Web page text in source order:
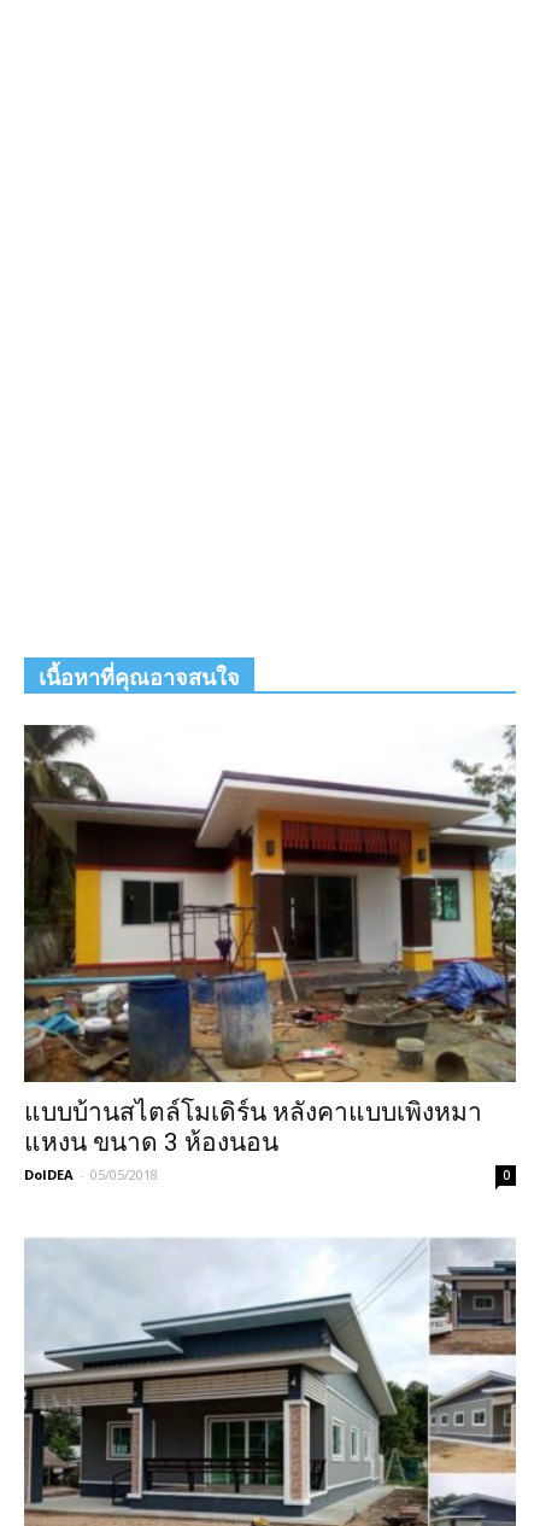
เนื้อหาที่คุณอาจสนใจ
แบบบ้านสไตล์โมเดิร์น หลังคาแบบเพิงหมา
แหงน ขนาด 3 ห้องนอน
DoIDEA - 05/05/2018 0